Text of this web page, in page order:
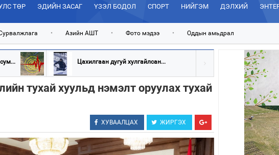
ТӨР ЭДИЙН ЗАСАГ ҮЗЭЛ БОДОЛ СПОРТ НИЙГЭМ ДЭЛХИЙ
• Азийн АШТ • Фото мэдээ • Оддын амьдрал
Цахилгаан дугуй хулгайлсан...
тухай хуульд нэмэлт оруулах тухай
ХУВААЛЦАХ ЖИРГЭХ